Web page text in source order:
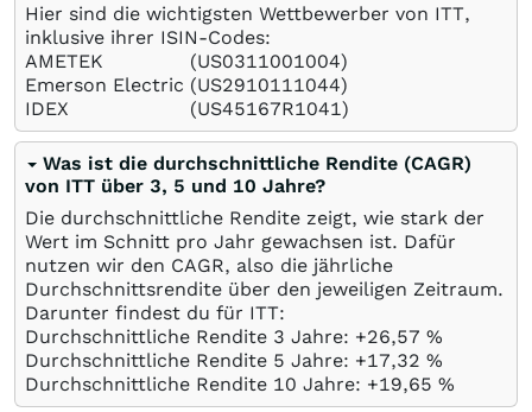
Hier sind die wichtigsten Wettbewerber von ITT,
inklusive ihrer ISIN-Codes:
AMETEK
(US0311001004)
Emerson Electric (US2910111044)
IDEX
(US45167R1041)
Was ist die durchschnittliche Rendite (CAGR)
von ITT über 3, 5 und 10 Jahre?
Die durchschnittliche Rendite zeigt, wie stark der
Wert im Schnitt pro Jahr gewachsen ist. Dafür
nutzen wir den CAGR, also die jährliche
Durchschnittsrendite über den jeweiligen Zeitraum.
Darunter findest du für ITT:
Durchschnittliche Rendite 3 Jahre: +26,57 %
Durchschnittliche Rendite 5 Jahre: +17,32 %
Durchschnittliche Rendite 10 Jahre: +19,65 %